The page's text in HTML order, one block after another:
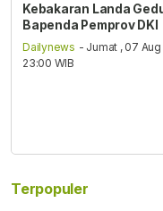
Kebakaran Landa
Bapenda Pemprov DKI
Dailynews - Jumat , 07
23:00 WIB
Terpopuler